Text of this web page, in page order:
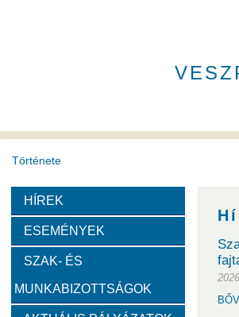
Története
A VEAB története
Díjak
Emlékérem
HÍREK
ESEMÉNYEK
SZAK- ÉS
MUNKABIZOTTSÁGOK